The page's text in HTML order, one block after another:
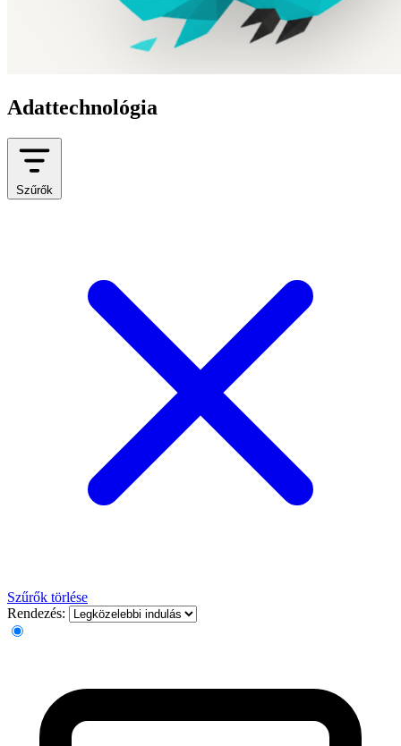
Adattechnológia
Szűrők
Szűrők törlése
Rendezés: